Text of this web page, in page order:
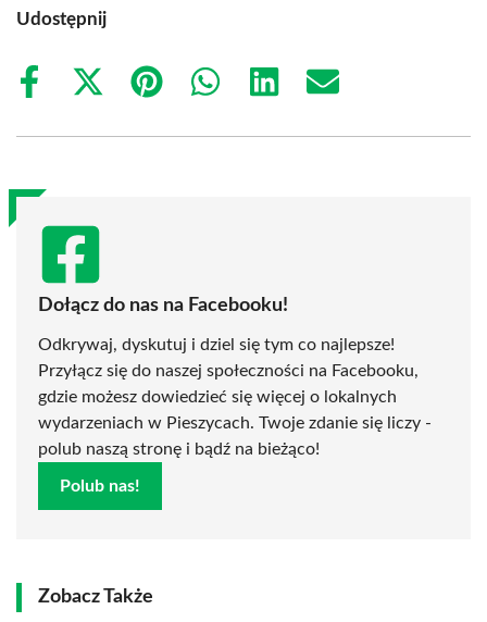
Udostępnij
Share
Share
(Twitter)
Share
Share
Share
Share
Dołącz do nas na Facebooku!
Odkrywaj, dyskutuj i dziel się tym co najlepsze!
Przyłącz się do naszej społeczności na Facebooku,
gdzie możesz dowiedzieć się więcej o lokalnych
wydarzeniach w Pieszycach. Twoje zdanie się liczy -
polub naszą stronę i bądź na bieżąco!
Polub nas!
Zobacz Także